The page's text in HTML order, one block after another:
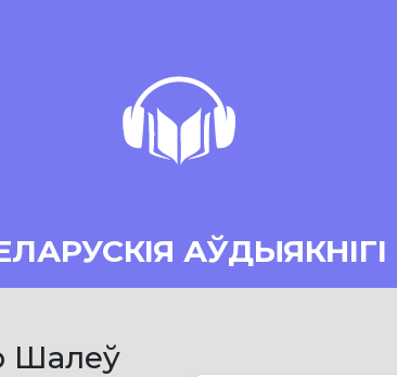
АЎДЫЯКНІГІ
Шалеў